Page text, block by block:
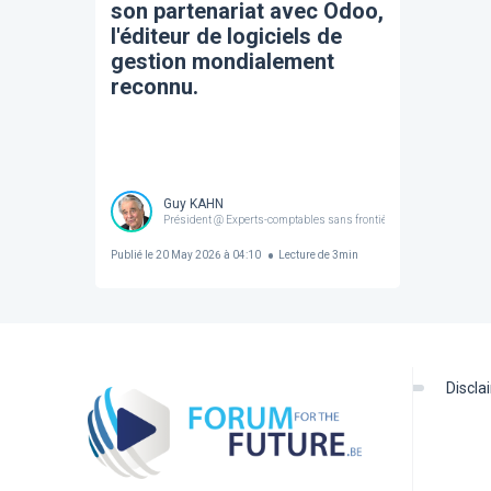
son partenariat avec Odoo,
l'éditeur de logiciels de
gestion mondialement
reconnu.
Guy KAHN
Président @ Experts-comptables sans frontières | Administrateur
Publié le20 May 2026 à 04:10 Lecture de3min